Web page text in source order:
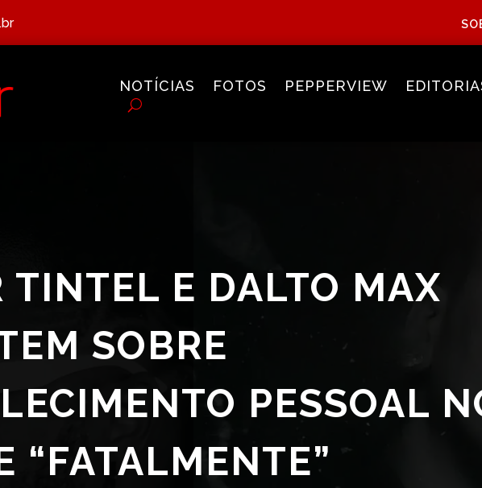
NOTÍCIAS FOTOS PEPPERVIEW
TINTEL E DALTO MAX
SOBRE
PESSOAL
“FATALMENTE”